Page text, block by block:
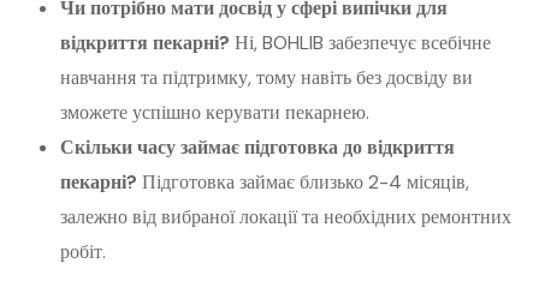
Чи потрібно мати досвід у сфері випічки для
відкриття пекарні? Ні, BOHLIB забезпечує всебічне
навчання та підтримку, тому навіть без досвіду ви
зможете успішно керувати пекарнею.
Скільки часу займає підготовка до відкриття
пекарні? Підготовка займає близько 2-4 місяців,
залежно від вибраної локації та необхідних ремонтних
робіт.